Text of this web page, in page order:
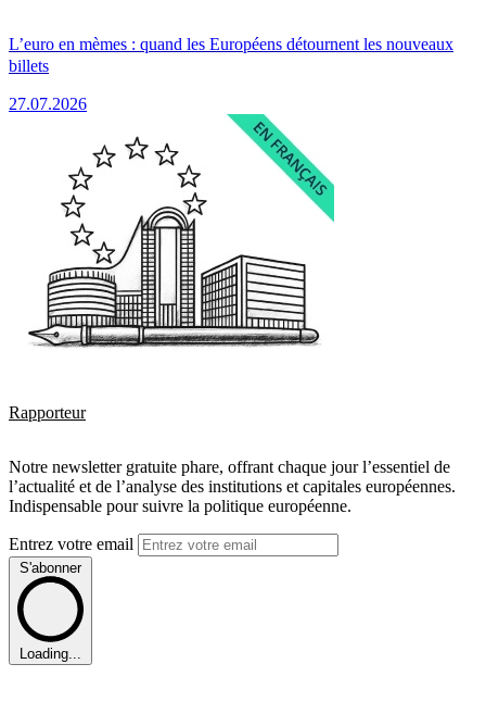
L’euro en mèmes : quand les Européens détournent les nouveaux
billets
27.07.2026
Rapporteur
Notre newsletter gratuite phare, offrant chaque jour l’essentiel de
l’actualité et de l’analyse des institutions et capitales européennes.
Indispensable pour suivre la politique européenne.
Entrez votre email
S'abonner
Loading...